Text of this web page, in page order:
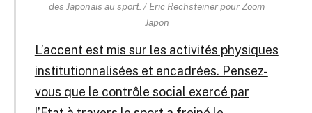
des Japonais au sport. / Eric Rechsteiner pour Zoom
Japon
L’accent est mis sur les activités physiques
institutionnalisées et encadrées. Pensez-
vous que le contrôle social exercé par